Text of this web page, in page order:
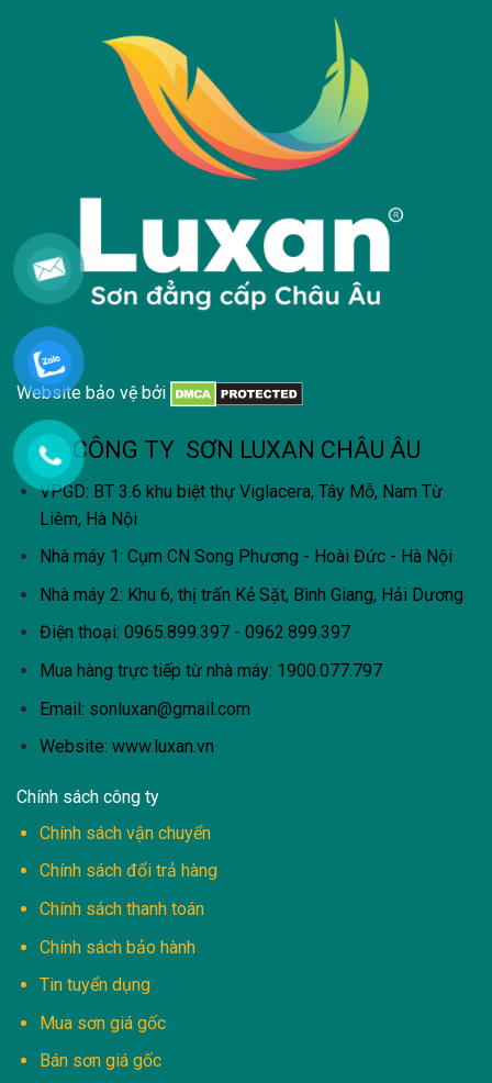
Website bảo vệ bởi
CÔNG TY SƠN LUXAN CHÂU ÂU
VPGD: BT 3.6 khu biệt thự Viglacera, Tây Mỗ, Nam Từ
Liêm, Hà Nội
Nhà máy 1: Cụm CN Song Phương - Hoài Đức - Hà Nội
Nhà máy 2: Khu 6, thị trấn Kẻ Sặt, Bình Giang, Hải Dương
Điện thoại: 0965.899.397 - 0962.899.397
Mua hàng trực tiếp từ nhà máy: 1900.077.797
Email: sonluxan@gmail.com
Website: www.luxan.vn
Chính sách công ty
Chính sách vận chuyển
Chính sách đổi trả hàng
Chính sách thanh toán
Chính sách bảo hành
Tin tuyển dụng
Mua sơn giá gốc
Bán sơn giá gốc